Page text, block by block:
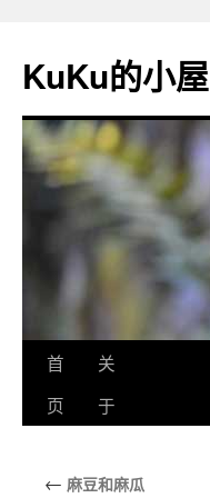
KuKu的小屋
首
页
关
于
← 麻豆和麻瓜